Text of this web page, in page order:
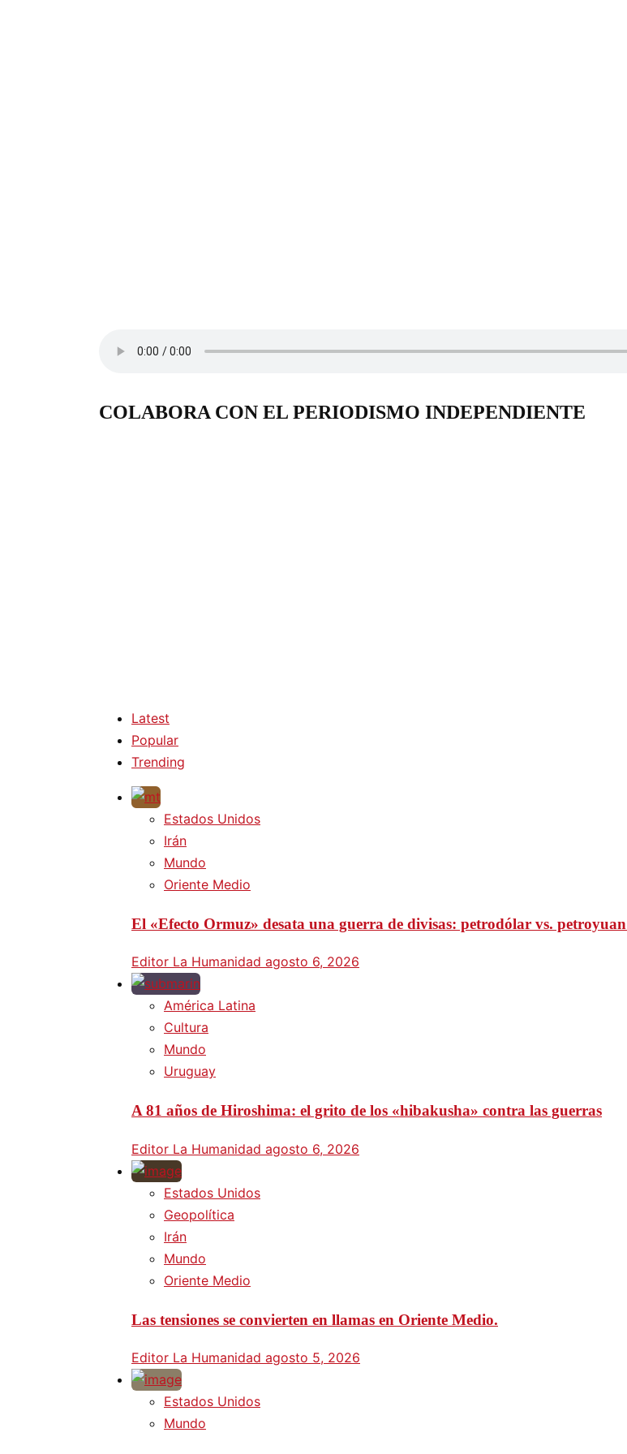
COLABORA CON EL PERIODISMO INDEPENDIENTE
Latest
Popular
Trending
Estados Unidos
Irán
Mundo
Oriente Medio
El «Efecto Ormuz» desata una guerra de divisas: petrodólar vs.
Editor La Humanidad agosto 6, 2026
América Latina
Cultura
Mundo
Uruguay
A 81 años de Hiroshima: el grito de los «hibakusha» contra las guerras
Editor La Humanidad agosto 6, 2026
Estados Unidos
Geopolítica
Irán
Mundo
Oriente Medio
Las tensiones se convierten en llamas en Oriente Medio.
Editor La Humanidad agosto 5, 2026
Estados Unidos
Mundo